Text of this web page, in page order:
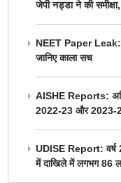
जेपी नड्डा ने की
NEET Paper Leak:
जानिए काला सच
AISHE Reports: अखिल
2022-23 और 2023-
UDISE Report: वर्ष
में दाखिले में लगभग 86